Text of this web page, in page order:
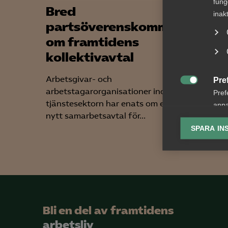

SPARA
Bred
partsöverenskommelse
om framtidens
kollektivavtal
Arbetsgivar- och
arbetstagarorganisationer inom
tjänstesektorn har enats om ett
nytt samarbetsavtal för...
I en ny
Bli en del av framtidens
arbetsliv